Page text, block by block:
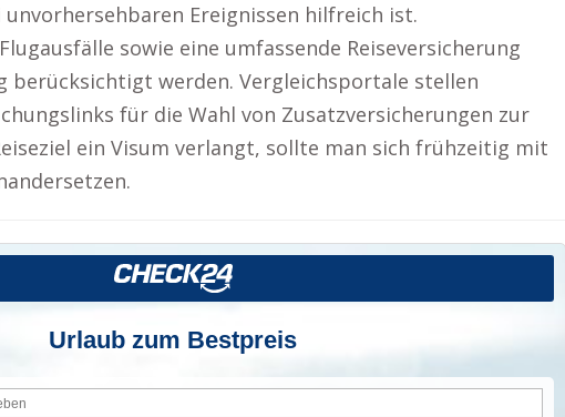
Ereignissen hilfreich ist.
sowie eine umfassende Reiseversicherung
berücksichtigt werden. Vergleichsportale stellen
für die Wahl von Zusatzversicherungen zur
ein Visum verlangt, sollte man sich frühzeitig mit
Urlaub zum Bestpreis